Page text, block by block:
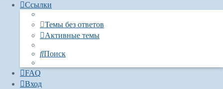
Ссылки
Темы без ответов
Активные темы
Поиск
FAQ
Вход